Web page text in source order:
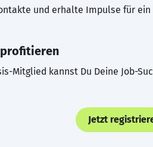
und erhalte Impulse für ein
Mitglied kannst Du Deine Job-
Jetzt